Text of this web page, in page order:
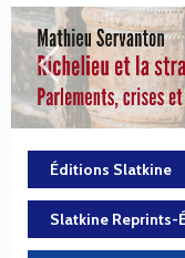
Éditions Slatkine
Slatkine Reprints-